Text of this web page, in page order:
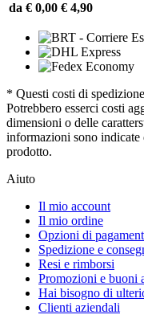
da € 0,00 € 4,90
* Questi costi di
Potrebbero esserci costi
dimensioni o delle
informazioni sono indicate
prodotto.
Aiuto
Il mio account
Il mio ordine
Opzioni di
Spedizione e
Resi e rimborsi
Promozioni e buoni
Hai bisogno di
Clienti aziendali